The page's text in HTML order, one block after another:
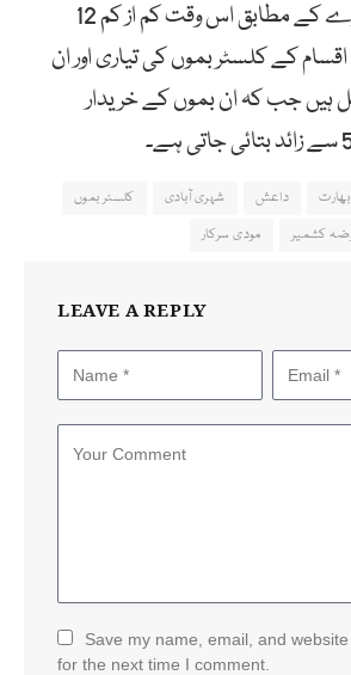
عالمی خبررساں ادارے کے مطابق اس وقت کم از کم 12
زائد اقسام کے کلسٹر بموں کی تیاری اور ان
جب کہ ان بموں کے خریدار
بھارت داعش شہری آبادی
کلسٹر بموں
کشمیر مودی سرکار
LEAVE A REPLY
Save my name, email, and
for the next time I comment.